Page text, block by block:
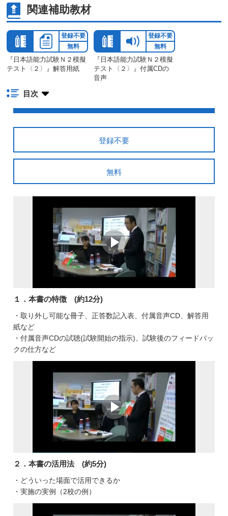
関連補助教材
『日本語能力試験Ｎ２模擬
テスト〈２〉』解答用紙
登録不要
無料
『日本語能力試験Ｎ２模擬
テスト〈２〉』付属CDの
音声
登録不要
無料
目次
登録不要
無料
１．本書の特徴 (約12分)
・取り外し可能な冊子、正答数記入表、付属音声CD、解答用
紙など
・付属音声CDの試聴(試験開始の指示)、試験後のフィードバッ
クの仕方など
２．本書の活用法 (約5分)
・どういった場面で活用できるか
・実施の実例（2校の例）